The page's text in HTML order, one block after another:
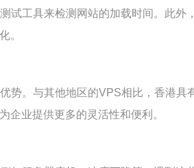
试工具来检测网站的加载时间。此
。
势。与其他地区的VPS相比，香港
企业提供更多的灵活性和便利。